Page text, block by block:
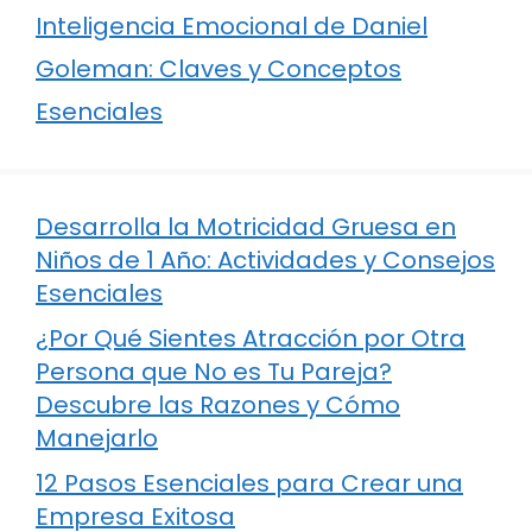
Inteligencia Emocional de Daniel
Goleman: Claves y Conceptos
Esenciales
Desarrolla la Motricidad Gruesa en
Niños de 1 Año: Actividades y Consejos
Esenciales
¿Por Qué Sientes Atracción por Otra
Persona que No es Tu Pareja?
Descubre las Razones y Cómo
Manejarlo
12 Pasos Esenciales para Crear una
Empresa Exitosa